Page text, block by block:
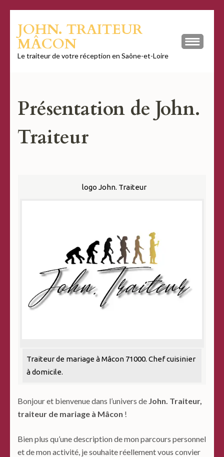
contenu
(Pressez
JOHN. TRAITEUR
MÂCON
Le traiteur de votre réception en Saône-et-Loire
Présentation de John.
Traiteur
logo John. Traiteur
Traiteur de mariage à Mâcon 71000. Chef cuisinier
à domicile.
Bonjour et bienvenue dans l’univers de John. Traiteur,
traiteur de mariage à Mâcon !
Bien plus qu’une description de mon parcours personnel
et de mon activité, je souhaite réellement vous convier